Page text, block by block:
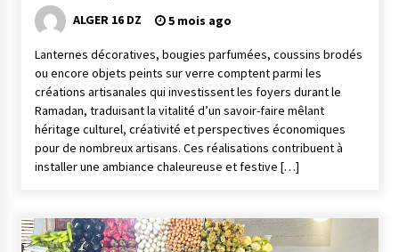
ALGER 16 DZ 5 mois ago
Lanternes décoratives, bougies parfumées, coussins brodés
ou encore objets peints sur verre comptent parmi les
créations artisanales qui investissent les foyers durant le
Ramadan, traduisant la vitalité d’un savoir-faire mêlant
héritage culturel, créativité et perspectives économiques
pour de nombreux artisans. Ces réalisations contribuent à
installer une ambiance chaleureuse et festive […]